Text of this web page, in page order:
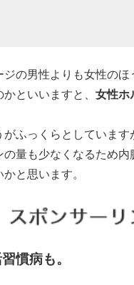
の男性よりも女性の
といいますと、 女性ホ
ふっくらとしていま
量も少なくなるため
と思います。
慣病も。